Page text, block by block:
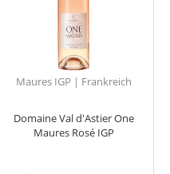
Maures IGP | Frankreich
Domaine Val d'Astier One
Maures Rosé IGP